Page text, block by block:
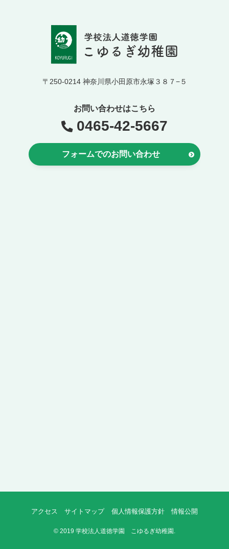
〒250-0214 神奈川県小田原市永塚３８７−５
お問い合わせはこちら
0465-42-5667
フォームでのお問い合わせ
アクセス サイトマップ 個人情報保護方針 情報公開
© 2019 学校法人道徳学園 こゆるぎ幼稚園.